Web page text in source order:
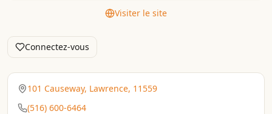
Visiter le site
Connectez-vous
101 Causeway, Lawrence, 11559
(516) 600-6464